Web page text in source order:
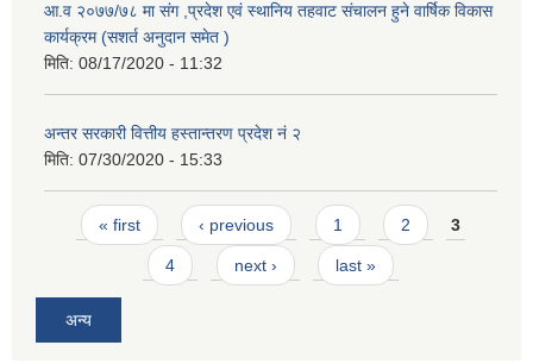
आ.व २०७७/७८ मा संग ,प्रदेश एवं स्थानिय तहवाट संचालन हुने वार्षिक विकास
कार्यक्रम (सशर्त अनुदान समेत )
मिति: 08/17/2020 - 11:32
अन्तर सरकारी वित्तीय हस्तान्तरण प्रदेश नं २
मिति: 07/30/2020 - 15:33
Pages
« first ‹ previous 1 2 3
4 next › last »
अन्य